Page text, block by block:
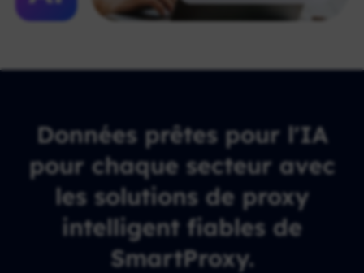
Données prêtes pour l'IA
pour chaque secteur avec
les solutions de proxy
intelligent fiables de
SmartProxy.